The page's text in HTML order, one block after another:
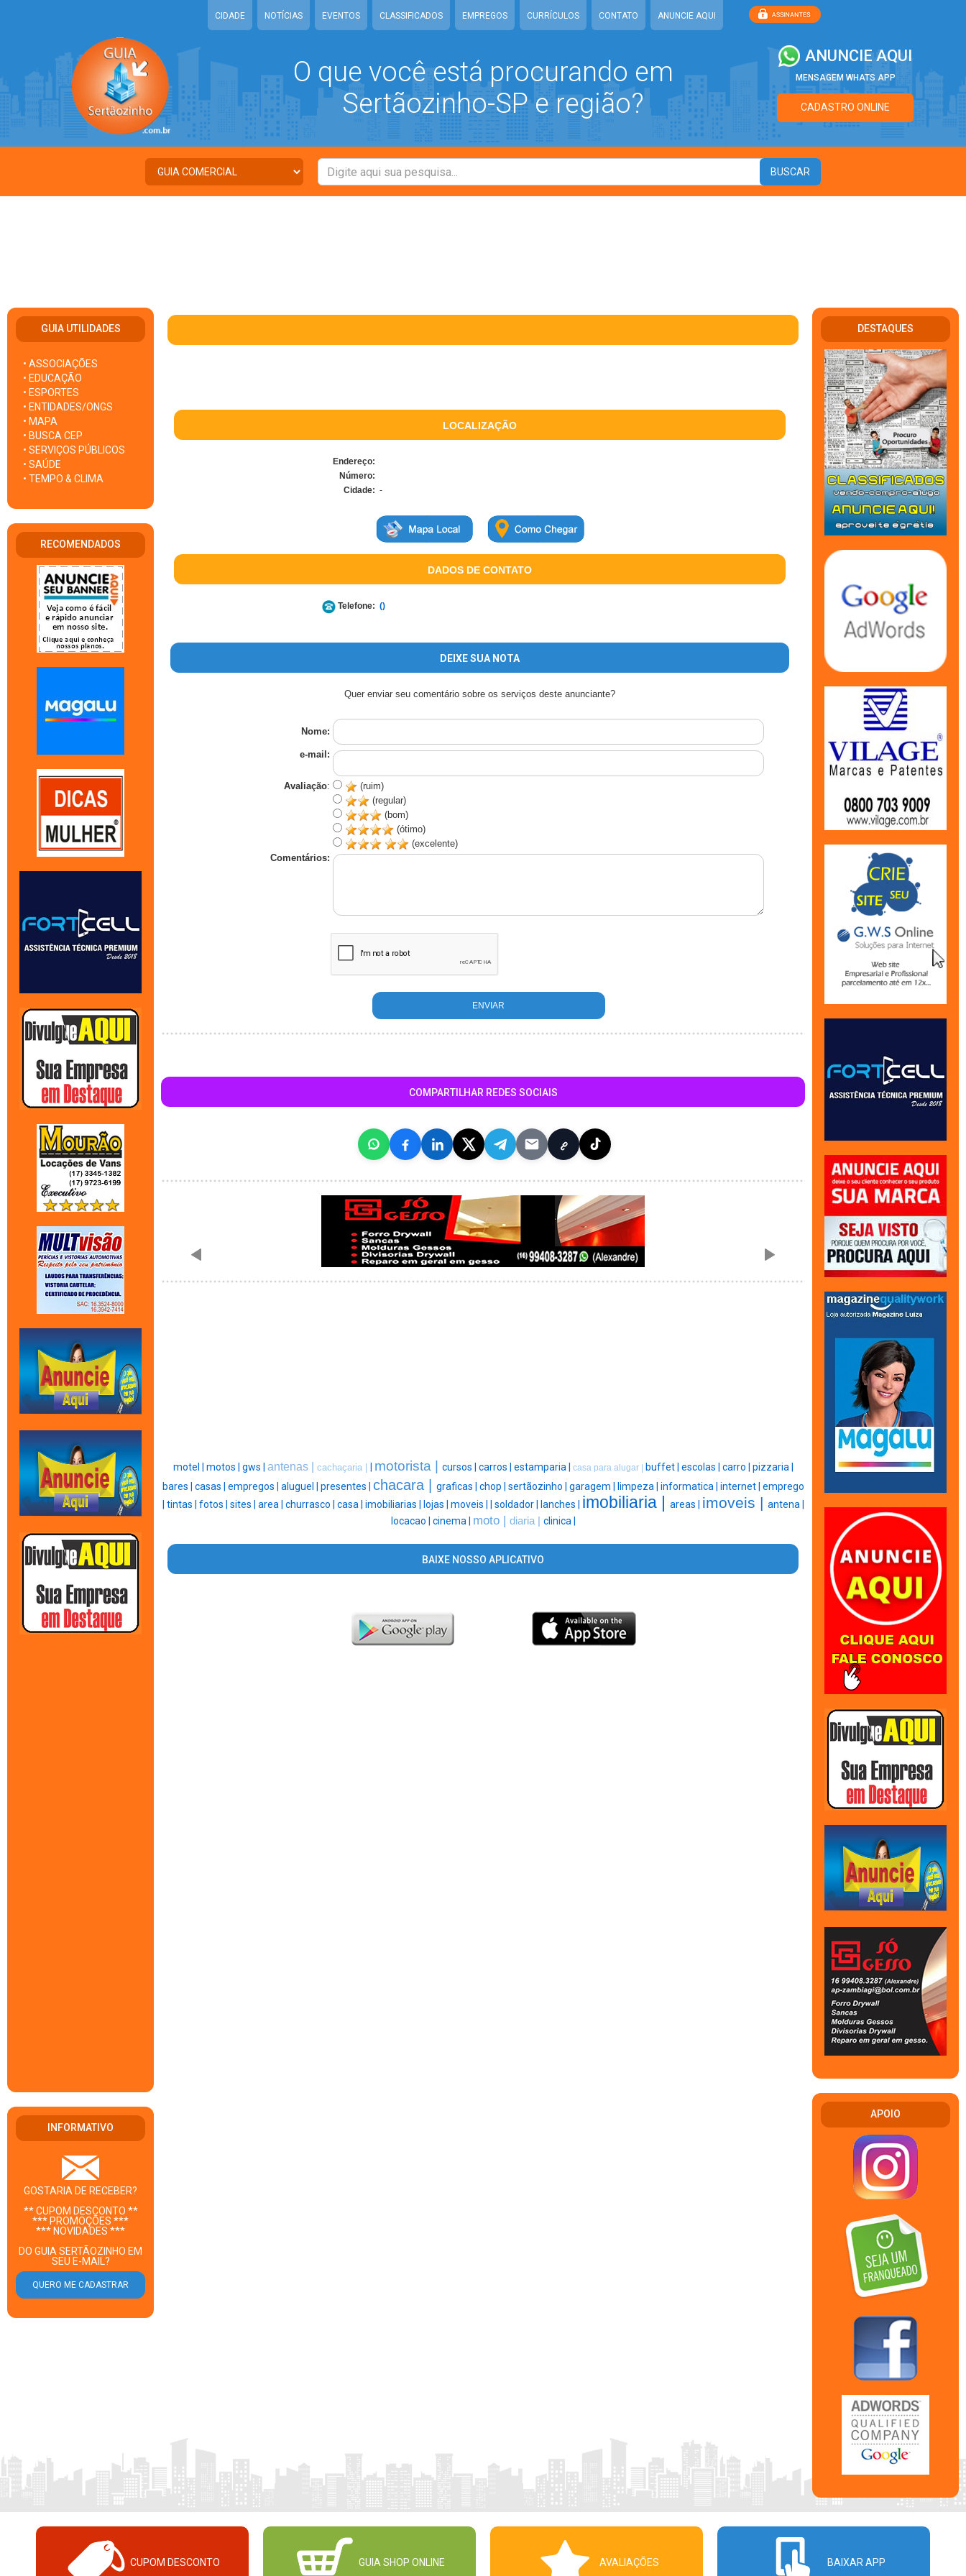
CIDADE NOTÍCIAS EVENTOS CLASSIFICADOS EMPREGOS CURRÍCULOS CONTATO ANUNCIE AQUI
O que você está procurando em
Sertãozinho-SP e região?
ANUNCIE AQUI
MENSAGEM WHATS APP
CADASTRO ONLINE
GUIA UTILIDADES
• ASSOCIAÇÕES
• EDUCAÇÃO
• ESPORTES
• ENTIDADES/ONGS
• MAPA
• BUSCA CEP
• SERVIÇOS PÚBLICOS
• SAÚDE
• TEMPO & CLIMA
RECOMENDADOS
INFORMATIVO
GOSTARIA DE RECEBER?
** CUPOM DESCONTO **
*** PROMOÇÕES ***
*** NOVIDADES ***
DO GUIA SERTÃOZINHO EM
SEU E-MAIL?
LOCALIZAÇÃO
Endereço:
Número:
Cidade: -
DADOS DE CONTATO
Telefone: ()
DEIXE SUA NOTA
Quer enviar seu comentário sobre os serviços deste anunciante?
Nome:
e-mail:
Avaliação:
(ruim)
(regular)
(bom)
(ótimo)
(excelente)
Comentários:
COMPARTILHAR REDES SOCIAIS
motel | motos | gws | antenas | cachaçaria | motorista | cursos | carros | estamparia | casa para alugar | buffet | escolas | carro | pizzaria |
bares | casas | empregos | aluguel | presentes | chacara | graficas | chop | sertãozinho | garagem | limpeza | informatica | internet | emprego
tintas | fotos | sites | area | churrasco | casa | imobiliarias | lojas | moveis | soldador | lanches | imobiliaria | areas | imoveis | antena |
locacao | cinema | moto | diaria | clinica |
BAIXE NOSSO APLICATIVO
DESTAQUES
APOIO
CUPOM DESCONTO GUIA SHOP ONLINE AVALIAÇÕES BAIXAR APP